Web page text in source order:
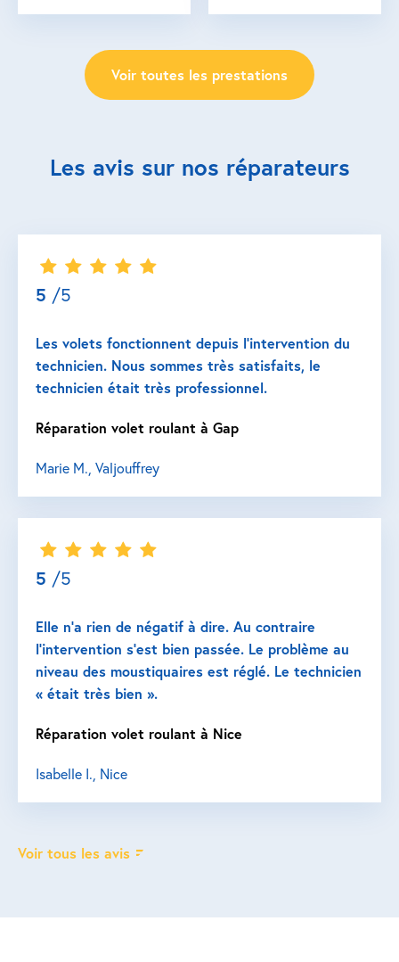
Voir toutes les prestations
Les avis sur nos réparateurs
5 /5
Les volets fonctionnent depuis l’intervention du
technicien. Nous sommes très satisfaits, le
technicien était très professionnel.
Réparation volet roulant à Gap
Marie M., Valjouffrey
5 /5
Elle n’a rien de négatif à dire. Au contraire
l’intervention s’est bien passée. Le problème au
niveau des moustiquaires est réglé. Le technicien
« était très bien ».
Réparation volet roulant à Nice
Isabelle I., Nice
Voir tous les avis